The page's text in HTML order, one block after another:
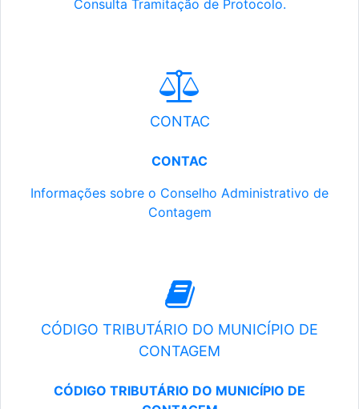
Consulta Tramitação de Protocolo.
CONTAC
CONTAC
Informações sobre o Conselho Administrativo de
Contagem
CÓDIGO TRIBUTÁRIO DO MUNICÍPIO DE
CONTAGEM
CÓDIGO TRIBUTÁRIO DO MUNICÍPIO DE